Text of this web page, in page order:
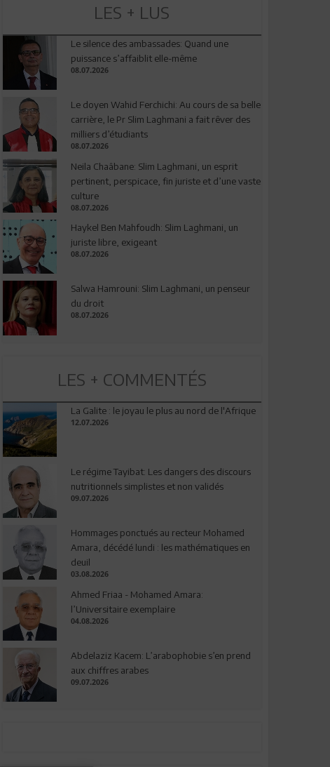
LES + LUS
Le silence des ambassades: Quand une
puissance s’affaiblit elle-même
08.07.2026
Le doyen Wahid Ferchichi: Au cours de sa belle
carrière, le Pr Slim Laghmani a fait rêver des
milliers d’étudiants
08.07.2026
Neila Chaâbane: Slim Laghmani, un esprit
pertinent, perspicace, fin juriste et d’une vaste
culture
08.07.2026
Haykel Ben Mahfoudh: Slim Laghmani, un
juriste libre, exigeant
08.07.2026
Salwa Hamrouni: Slim Laghmani, un penseur
du droit
08.07.2026
LES + COMMENTÉS
La Galite : le joyau le plus au nord de l'Afrique
12.07.2026
Le régime Tayibat: Les dangers des discours
nutritionnels simplistes et non validés
09.07.2026
Hommages ponctués au recteur Mohamed
Amara, décédé lundi : les mathématiques en
deuil
03.08.2026
Ahmed Friaa - Mohamed Amara:
l’Universitaire exemplaire
04.08.2026
Abdelaziz Kacem: L’arabophobie s’en prend
aux chiffres arabes
09.07.2026